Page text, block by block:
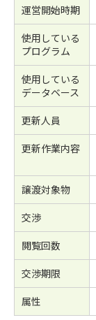
運営開始時期
使用している
プログラム
使用している
データベース
更新人員
更新作業内容
譲渡対象物
交渉
閲覧回数
交渉期限
属性